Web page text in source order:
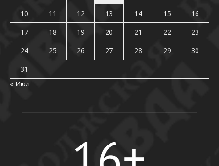
10
11 12 13 14 15
16
17
18 19 20 21 22
23
24
25 26 27 28 29
30
31
« Июл